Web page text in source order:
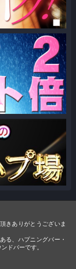
きありがとうございま
る、ハプニングバー・
ドバーです。